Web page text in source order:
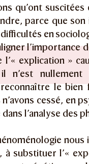
qu’ont
parce que
en
l’importance
explication »
n’est
le
n’avons cessé, en
l’analyse des
nous
à substituer l’«